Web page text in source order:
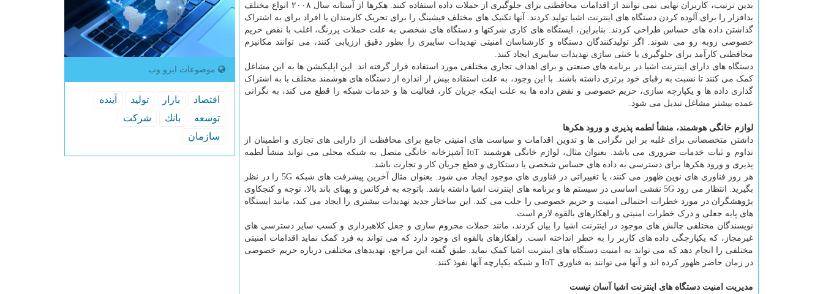
بدین ترتیب، کاربران نهایی نمی توانند از اقدامات محافظتی برای جلوگیری از حملات داده استفاده کنند. هکرها از آستانه سال ۲۰۰۸ انواع مختلف
بدافزار را برای آلوده کردن دستگاه های اینترنت اشیا تولید کردند. آنها تکنیک های مختلف فیشینگ را برای تحریک کارمندان یا افراد برای به اشتراک
گذاشتن داده های حساس طراحی کردند. بنابراین، ایستگاه های کاری شرکتها و دستگاه های شخصی به علت حملات پررنگ، اغلب با نقض حریم
خصوصی روبه رو می شوند. اگر تولیدکنندگان دستگاه و کارشناسان امنیتی تهدیدات سایبری را بطور دقیق ارزیابی کنند، می توانند مکانیزم
محافظتی کارآمد برای جلوگیری یا خنثی سازی تهدیدات سایبری ایجاد کنند.
دستگاه های دارای اینترنت اشیا در برنامه های صنعتی و برای اهداف تجاری مختلفی مورد استفاده قرار گرفته اند. این اپلیکیشن ها به این مشاغل
کمک می کنند تا نسبت به رقبای خود برتری داشته باشند. با این وجود، به علت استفاده بیش از اندازه از دستگاه های هوشمند مختلف با به اشتراک
گذاری داده ها و یکپارچه سازی، حریم خصوصی و نقض داده ها به علت اینکه جریان کار، فعالیت ها و خدمات شبکه را قطع می کند، به نگرانی
عمده بیشتر مشاغل تبدیل می شود.
لوازم خانگی هوشمند، منشأ لطمه پذیری و ورود هکرها
داشتن متخصصانی برای غلبه بر این نگرانی ها و تدوین اقدامات و سیاست های امنیتی جامع برای محافظت از دارایی های تجاری و اطمینان از
تداوم و ثبات خدمات ضروری می باشد. بعنوان مثال، لوازم خانگی هوشمند IoT آشپزخانه خانگی متصل به شبکه محلی می تواند منشأ لطمه
پذیری و ورود هکرها برای دسترسی به داده های حساس شخصی یا دستکاری و قطع جریان کار و تجارت باشد.
هر روز فناوری های نوین ظهور می کنند، یا تغییراتی در فناوری های موجود ایجاد می شود. بعنوان مثال آخرین پیشرفت های شبکه 5G را در نظر
بگیرید. انتظار می رود 5G نقشی اساسی در سیستم ها و برنامه های اینترنت اشیا داشته باشد. باتوجه به فرکانس و پهنای باند بالا، توجه و کنجکاوی
پژوهشگران در مورد خطرات احتمالی امنیت و حریم خصوصی را جلب می کند. این ساختار جدید تهدیدات بیشتری را ایجاد می کند، مانند ایستگاه
های پایه جعلی و درک خطرات امنیتی و راهکارهای بالقوه لازم است.
نویسندگان مختلفی چالش های موجود در اینترنت اشیا را بیان کردند، مانند حملات محروم سازی و جعل کلاهبرداری و کسب سایر دسترسی های
غیرمجاز، که یکپارچگی داده های کاربر را به خطر انداخته است. راهکارهای بالقوه ای وجود دارد که می تواند به فرد کمک نماید اقدامات امنیتی
مختلفی را انجام دهد که می تواند به امنیت دستگاه های اینترنت اشیا کمک نماید. طبق گفته این مراجع، تهدیدهای مختلفی درباره حریم خصوصی
در زمان حاضر ظهور کرده اند و آنها می توانند به فناوری IoT و شبکه یکپارچه آنها نفوذ کنند.
مدیریت امنیت دستگاه های اینترنت اشیا آسان نیست
موضوعات ایزو وب
اقتصاد بازار تولید
آینده
توسعه
بانك
شركت
سازمان